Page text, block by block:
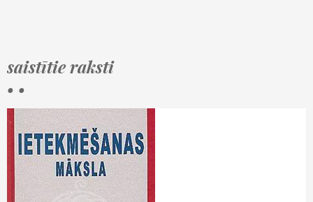
saistītie raksti
• •